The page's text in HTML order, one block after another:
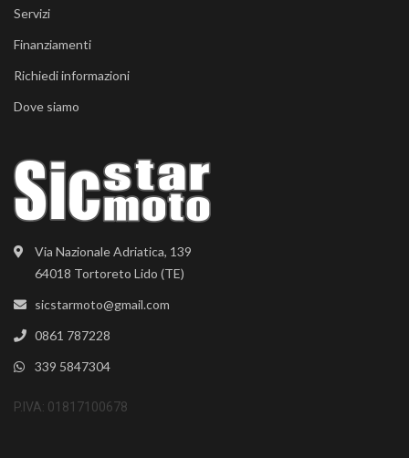
Via Nazionale Adriatica, 139
64018 Tortoreto Lido (TE)
sicstarmoto@gmail.com
0861 787228
339 5847304
P.IVA: 01817100678
Servizi
Finanziamenti
Richiedi informazioni
Dove siamo